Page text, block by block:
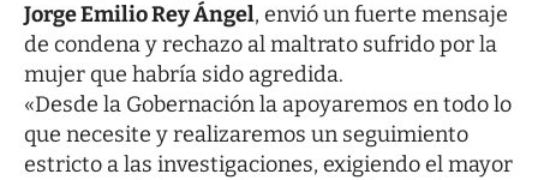
Jorge Emilio Rey Ángel, envió un fuerte mensaje
de condena y rechazo al maltrato sufrido por la
mujer que habría sido agredida.
«Desde la Gobernación la apoyaremos en todo lo
que necesite y realizaremos un seguimiento
estricto a las investigaciones, exigiendo el mayor